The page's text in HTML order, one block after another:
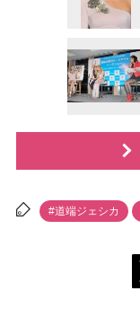
#道端ジェシカ